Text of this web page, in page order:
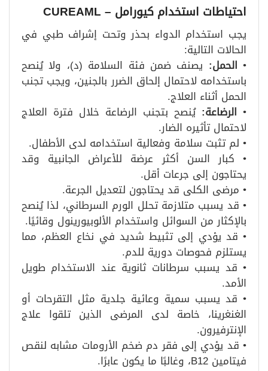
احتياطات استخدام كيورامل – CUREAML
يجب استخدام الدواء بحذر وتحت إشراف طبي في
الحالات التالية:
• الحمل: يصنف ضمن فئة السلامة (د)، ولا يُنصح
باستخدامه لاحتمال إلحاق الضرر بالجنين، ويجب تجنب
الحمل أثناء العلاج.
• الرضاعة: يُنصح بتجنب الرضاعة خلال فترة العلاج
لاحتمال تأثيره الضار.
• لم تثبت سلامة وفعالية استخدامه لدى الأطفال.
• كبار السن أكثر عرضة للأعراض الجانبية وقد
يحتاجون إلى جرعات أقل.
• مرضى الكلى قد يحتاجون لتعديل الجرعة.
• قد يسبب متلازمة تحلل الورم السرطاني، لذا يُنصح
بالإكثار من السوائل واستخدام الألوبيورينول وقائيًا.
• قد يؤدي إلى تثبيط شديد في نخاع العظم، مما
يستلزم فحوصات دورية للدم.
• قد يسبب سرطانات ثانوية عند الاستخدام طويل
الأمد.
• قد يسبب سمية وعائية جلدية مثل التقرحات أو
الغنغرينا، خاصة لدى المرضى الذين تلقوا علاج
الإنترفيرون.
• قد يؤدي إلى فقر دم ضخم الأرومات مشابه لنقص
فيتامين B12، وغالبًا ما يكون عابرًا.